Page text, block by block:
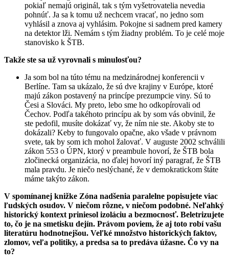
pokiaľ nemajú originál, tak s tým vyšetrovatelia nevedia
pohnúť. Ja sa k tomu už nechcem vracať, no jedno som
vyhlásil a znova aj vyhlásim. Pokojne si sadnem pred kamery
na detektor lži. Nemám s tým žiadny problém. To je celé moje
stanovisko k ŠTB.
Takže ste sa už vyrovnali s minulosťou?
Ja som bol na túto tému na medzinárodnej konferencii v
Berlíne. Tam sa ukázalo, že sú dve krajiny v Európe, ktoré
majú zákon postavený na princípe prezumpcie viny. Sú to
Česi a Slováci. My preto, lebo sme ho odkopírovali od
Čechov. Podľa takéhoto princípu ak by som vás obvinil, že
ste pedofil, musíte dokázať vy, že ním nie ste. Akoby ste to
dokázali? Keby to fungovalo opačne, ako všade v právnom
svete, tak by som ich mohol žalovať. V auguste 2002 schválili
zákon 553 o ÚPN, ktorý v preambule hovorí, že ŠTB bola
zločinecká organizácia, no ďalej hovorí iný paragraf, že ŠTB
mala pravdu. Je niečo neslýchané, že v demokratickom štáte
máme takýto zákon.
V spomínanej knižke Zóna nadšenia paralelne popisujete viac
ľudských osudov. V niečom rôzne, v niečom podobné. Neľahký
historický kontext priniesol izoláciu a bezmocnosť. Beletrizujete
to, čo je na smetisku dejín. Právom poviem, že aj toto robí vašu
literatúru hodnotnejšou. Veľké množstvo historických faktov,
zlomov, veľa politiky, a predsa sa to predáva úžasne. Čo vy na
to?